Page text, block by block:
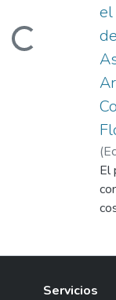
Loading...
el
(
El
Servicios